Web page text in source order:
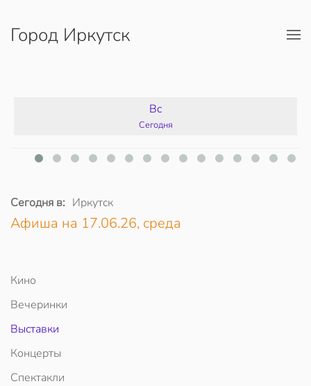
Перейти к содержимому
Город Иркутск
Вс
Сегодня
Сегодня в: Иркутск
Афиша на 17.06.26, среда
Кино
Вечеринки
Выставки
Концерты
Спектакли